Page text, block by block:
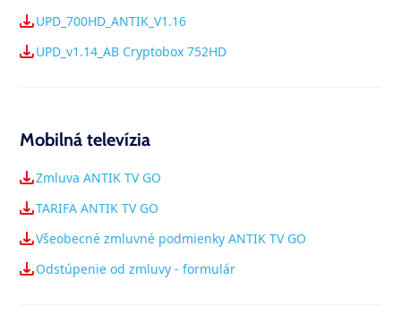
UPD_700HD_ANTIK_V1.16
UPD_v1.14_AB Cryptobox 752HD
Mobilná televízia
Zmluva ANTIK TV GO
TARIFA ANTIK TV GO
Všeobecné zmluvné podmienky ANTIK TV GO
Odstúpenie od zmluvy - formulár